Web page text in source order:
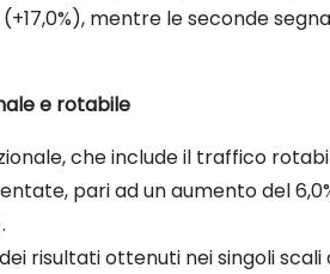
(+17,0%), mentre le seconde
e rotabile
che include il traffico
pari ad un aumento del
risultati ottenuti nei singoli